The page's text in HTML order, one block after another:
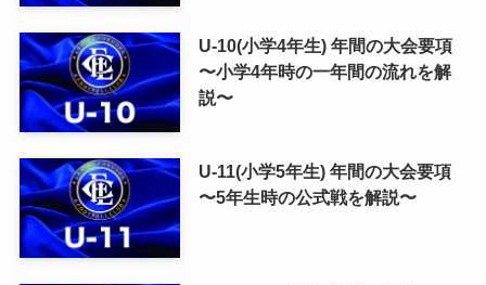
U-10(小学4年生) 年間の大会要項
〜小学4年時の一年間の流れを解
説〜
U-11(小学5年生) 年間の大会要項
〜5年生時の公式戦を解説〜